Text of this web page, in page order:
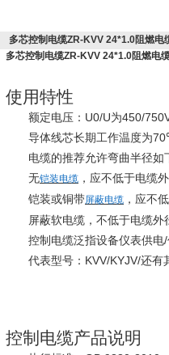
多芯控制电缆ZR-KVV 24*1.0阻燃电
多芯控制电缆ZR-KVV 24*1.0阻燃电
使用特性
额定电压： U0/U为450/
导体线芯长期工作温度为70
电缆的推荐允许弯曲半径如
无铠装电缆 ，应不低于电缆
铠装或铜带屏蔽电缆 ，应不
屏蔽软电缆，不低于电缆外
控制电缆泛指设备仪表供电/
代表型号： KVV/KYJV/还有
控制电缆产品说明